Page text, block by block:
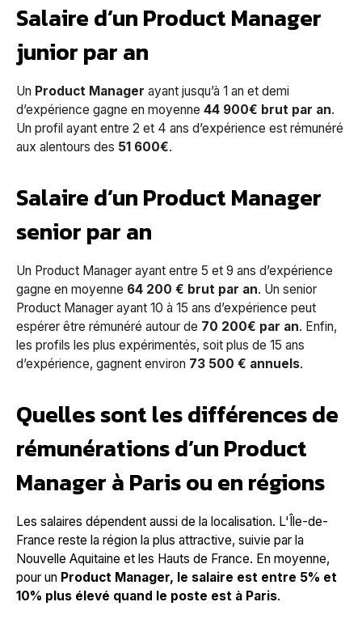
Salaire d’un Product Manager
junior par an
Un Product Manager ayant jusqu’à 1 an et demi
d’expérience gagne en moyenne 44 900€ brut par an.
Un profil ayant entre 2 et 4 ans d’expérience est rémunéré
aux alentours des 51 600€.
Salaire d’un Product Manager
senior par an
Un Product Manager ayant entre 5 et 9 ans d’expérience
gagne en moyenne 64 200 € brut par an. Un senior
Product Manager ayant 10 à 15 ans d’expérience peut
espérer être rémunéré autour de 70 200€ par an. Enfin,
les profils les plus expérimentés, soit plus de 15 ans
d’expérience, gagnent environ 73 500 € annuels.
Quelles sont les différences de
rémunérations d’un Product
Manager à Paris ou en régions
Les salaires dépendent aussi de la localisation. L'Île-de-
France reste la région la plus attractive, suivie par la
Nouvelle Aquitaine et les Hauts de France. En moyenne,
pour un Product Manager, le salaire est entre 5% et
10% plus élevé quand le poste est à Paris.